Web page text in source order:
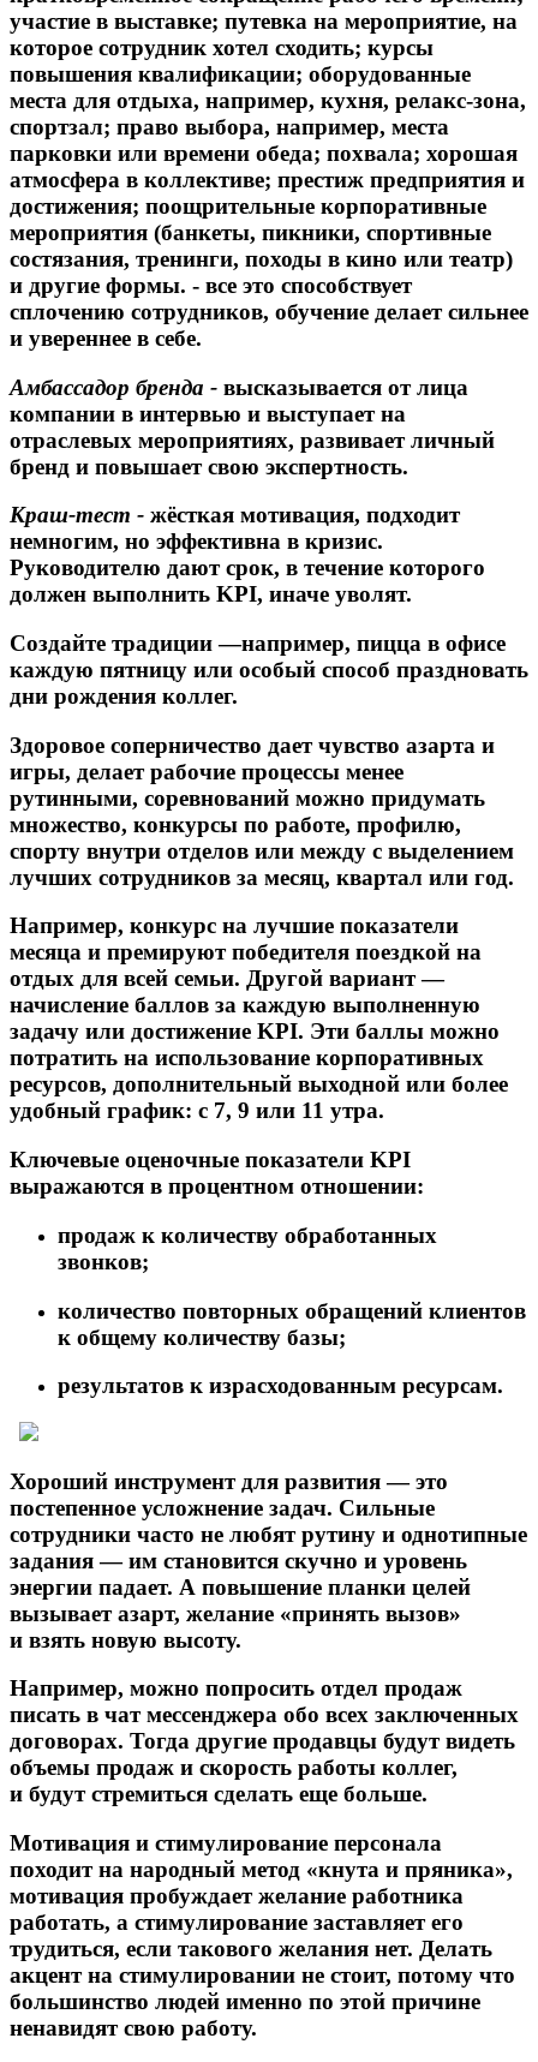
участие в выставке; путевка на мероприятие, на
которое сотрудник хотел сходить; курсы
повышения квалификации; оборудованные
места для отдыха, например, кухня, релакс-зона,
спортзал; право выбора, например, места
парковки или времени обеда; похвала; хорошая
атмосфера в коллективе; престиж предприятия и
достижения; поощрительные корпоративные
мероприятия (банкеты, пикники, спортивные
состязания, тренинги, походы в кино или театр)
и другие формы. - все это способствует
сплочению сотрудников, обучение делает сильнее
и увереннее в себе.
Амбассадор бренда - высказывается от лица
компании в интервью и выступает на
отраслевых мероприятиях, развивает личный
бренд и повышает свою экспертность.
Краш-тест - жёсткая мотивация, подходит
немногим, но эффективна в кризис.
Руководителю дают срок, в течение которого
должен выполнить KPI, иначе уволят.
Создайте традиции —например, пицца в офисе
каждую пятницу или особый способ праздновать
дни рождения коллег.
Здоровое соперничество дает чувство азарта и
игры, делает рабочие процессы менее
рутинными, соревнований можно придумать
множество, конкурсы по работе, профилю,
спорту внутри отделов или между с выделением
лучших сотрудников за месяц, квартал или год.
Например, конкурс на лучшие показатели
месяца и премируют победителя поездкой на
отдых для всей семьи. Другой вариант —
начисление баллов за каждую выполненную
задачу или достижение KPI. Эти баллы можно
потратить на использование корпоративных
ресурсов, дополнительный выходной или более
удобный график: с 7, 9 или 11 утра.
Ключевые оценочные показатели KPI
выражаются в процентном отношении:
продаж к количеству обработанных
звонков;
количество повторных обращений клиентов
к общему количеству базы;
результатов к израсходованным ресурсам.
Хороший инструмент для развития — это
постепенное усложнение задач. Сильные
сотрудники часто не любят рутину и однотипные
задания — им становится скучно и уровень
энергии падает. А повышение планки целей
вызывает азарт, желание «принять вызов»
и взять новую высоту.
Например, можно попросить отдел продаж
писать в чат мессенджера обо всех заключенных
договорах. Тогда другие продавцы будут видеть
объемы продаж и скорость работы коллег,
и будут стремиться сделать еще больше.
Мотивация и стимулирование персонала
походит на народный метод «кнута и пряника»,
мотивация пробуждает желание работника
работать, а стимулирование заставляет его
трудиться, если такового желания нет. Делать
акцент на стимулировании не стоит, потому что
большинство людей именно по этой причине
ненавидят свою работу.